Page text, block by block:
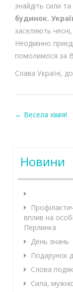
знайдіть сили
будинок.
заселяють
Неодмінно
помолимося за
Слава Україні,
← Весела хімія!
Новини
вплив на
Перлинка
День знань
Подарунок
Слова
Сила,